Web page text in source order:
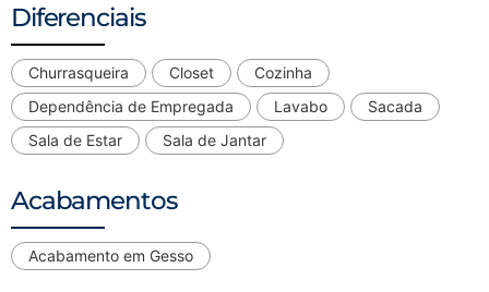
Diferenciais
Churrasqueira Closet
Cozinha
Dependência de Empregada
Lavabo
Sacada
Sala de Estar
Sala de Jantar
Acabamentos
Acabamento em Gesso